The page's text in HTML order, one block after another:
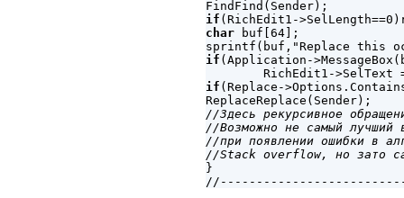
if
char buf[64];
if (Application-
if (Replace-
//Здесь рекурсивное
//Возможно не самый лучший
//при появлении ошибки в
//Stack overflow, но зато
}